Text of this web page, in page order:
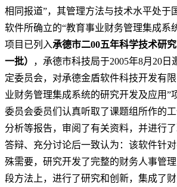
相同报道”，其管理方法与技术水平处于
软件所确立的“教育事业财务管理集成系
项目已列入承德市二00五年科学技术研
一批）
，承德市科技局于2005年8月20
定委员会，对承德金盾软件科技开发有
业财务管理集成系统的研究开发及应用”
委员会委员们认真听取了课题组所作的
分析等报告，审阅了有关资料，并进行了
答辩、充分讨论后一致认为： 该软件针
殊需要，研究开发了完整的财务人事管
段方法上，进行了研究和创新，集成了